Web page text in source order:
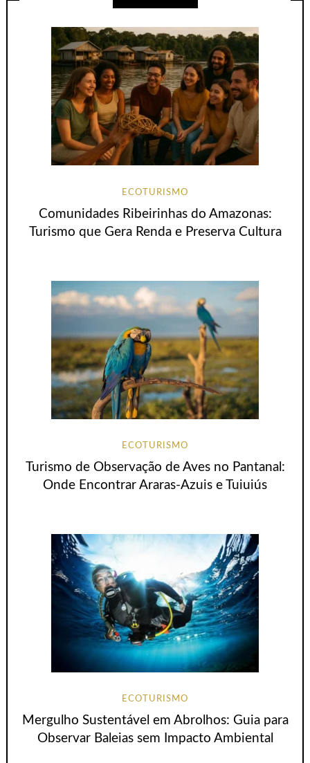
ECOTURISMO
Comunidades Ribeirinhas do Amazonas:
Turismo que Gera Renda e Preserva Cultura
ECOTURISMO
Turismo de Observação de Aves no Pantanal:
Onde Encontrar Araras-Azuis e Tuiuiús
ECOTURISMO
Mergulho Sustentável em Abrolhos: Guia para
Observar Baleias sem Impacto Ambiental